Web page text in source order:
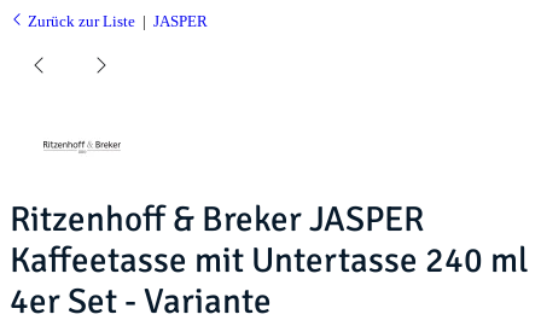
Zurück zur Liste JASPER
Ritzenhoff & Breker JASPER
Kaffeetasse mit Untertasse 240 ml
4er Set - Variante